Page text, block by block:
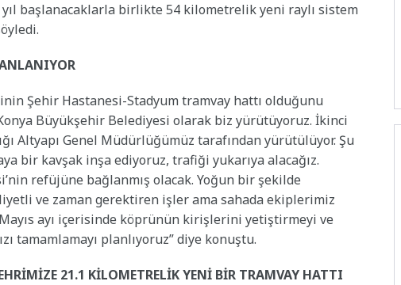
başlanacaklarla birlikte 54 kilometrelik yeni raylı sistem
Şehir Hastanesi-Stadyum tramvay hattı olduğunu
Büyükşehir Belediyesi olarak biz yürütüyoruz. İkinci
Altyapı Genel Müdürlüğümüz tarafından yürütülüyor. Şu
bir kavşak inşa ediyoruz, trafiği yukarıya alacağız.
refüjüne bağlanmış olacak. Yoğun bir şekilde
ve zaman gerektiren işler ama sahada ekiplerimiz
ayı içerisinde köprünün kirişlerini yetiştirmeyi ve
tamamlamayı planlıyoruz” diye konuştu.
21.1 KİLOMETRELİK YENİ BİR TRAMVAY HATTI